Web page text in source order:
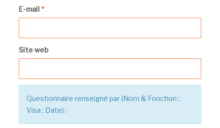
E-mail *
Site web
Questionnaire renseigné par (Nom & Fonction ;
Visa ; Date) :